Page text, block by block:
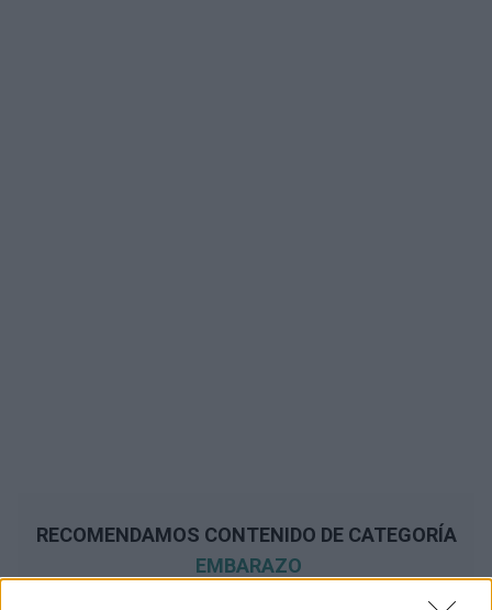
RECOMENDAMOS CONTENIDO DE CATEGORÍA
EMBARAZO